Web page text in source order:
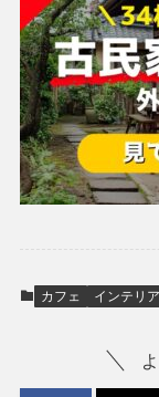
カフェ インテリア